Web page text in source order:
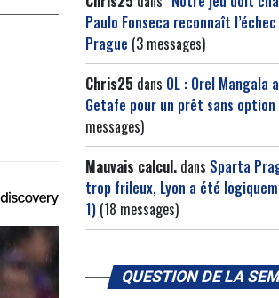
Paulo Fonseca reconnaît
Prague (3 messages)
Chris25 dans OL : Orel Mangala
Getafe pour un prêt sans option
messages)
Mauvais calcul. dans Sparta
trop frileux, Lyon a été
1) (18 messages)
QUESTION DE LA